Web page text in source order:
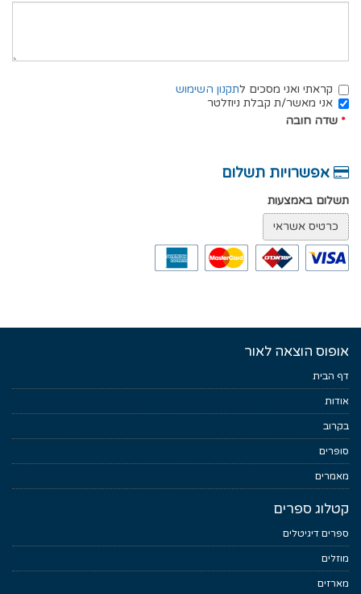
קראתי ואני מסכים לתקנון השימוש
אני מאשר/ת קבלת ניוזלטר
* שדה חובה
אפשרויות תשלום
תשלום באמצעות
אופוס הוצאה לאור
דף הבית
אודות
בקרוב
סופרים
מאמרים
קטלוג ספרים
ספרים דיגיטלים
מוזלים
מארזים